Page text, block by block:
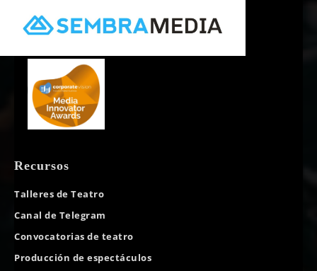
Recursos
Talleres de Teatro
Canal de Telegram
Convocatorias de teatro
Producción de espectáculos